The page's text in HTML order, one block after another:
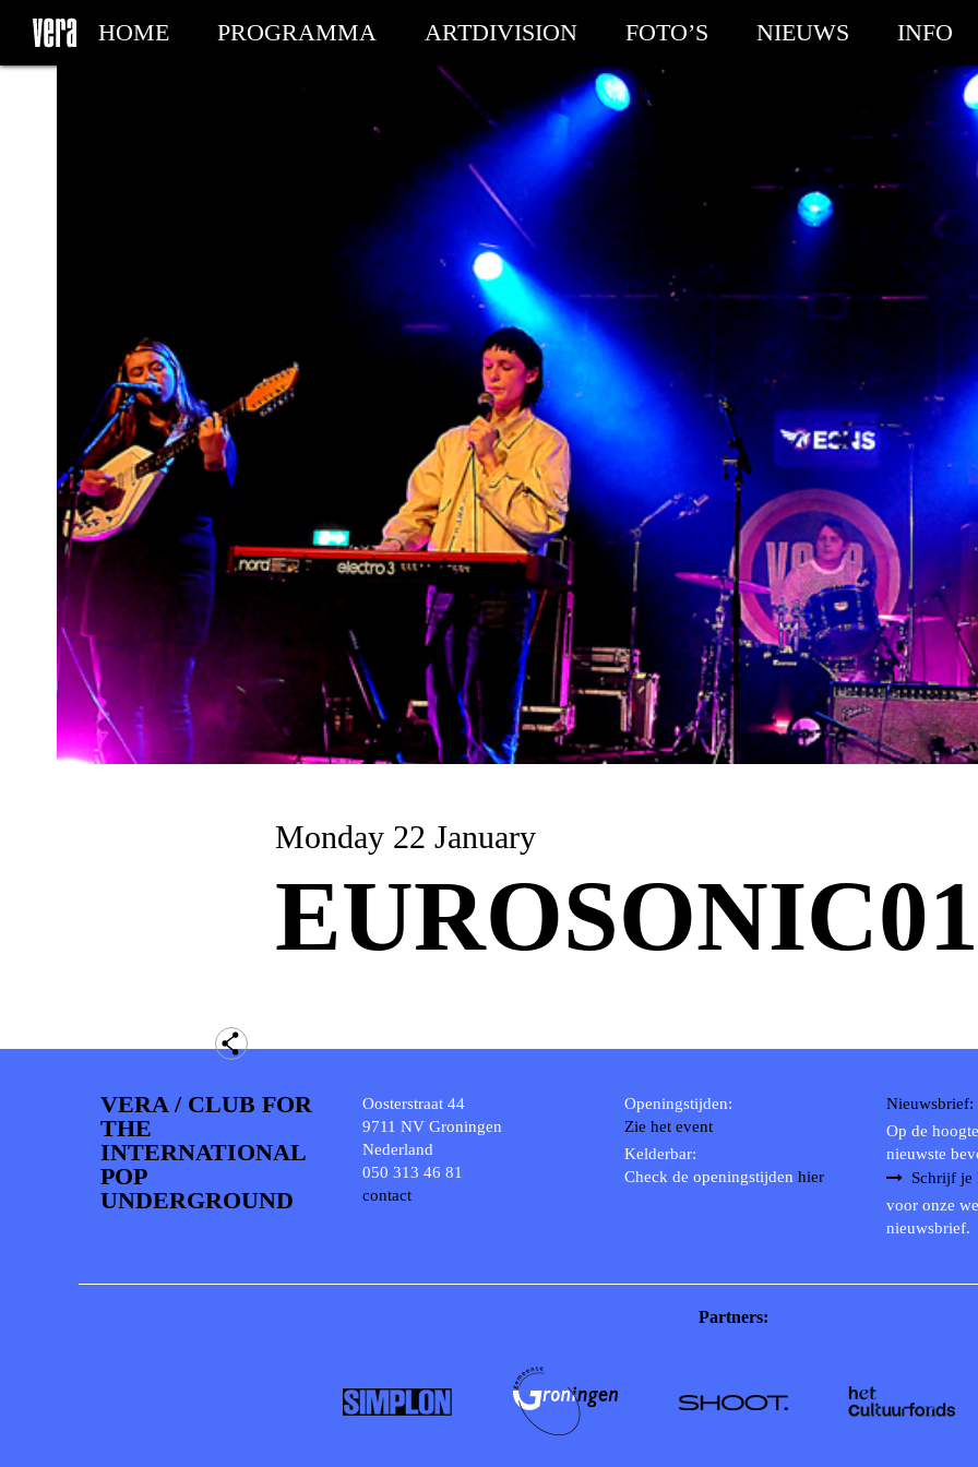
HOME PROGRAMMA ARTDIVISION FOTO’S NIEUWS INFO
Monday 22 January
VERA / CLUB FOR
THE
INTERNATIONAL
POP
UNDERGROUND
Oosterstraat 44
9711 NV Groningen
Nederland
050 313 46 81
contact
Openingstijden:
Zie het event
Kelderbar:
Check de openingstijden hier
Nieuwsbrief:
Op de
nieuwste
Schrijf je
voor onze
nieuwsbrief.
Partners: